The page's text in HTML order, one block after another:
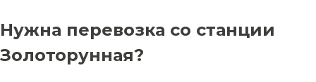
Нужна перевозка со станции
Золоторунная?